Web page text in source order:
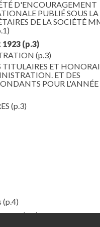
D'ENCOURAGEMENT
PUBLIÉ SOUS LA
DE LA SOCIÉTÉ
1923 (p.3)
(p.3)
TITULAIRES ET
ET DES
POUR
(p.3)
(p.4)
(p.4)